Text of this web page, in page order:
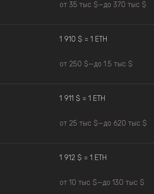
от 35 тыс $—до 370 тыс $
1 910 $ ≈ 1 ETH
от 250 $—до 1.5 тыс $
1 911 $ ≈ 1 ETH
от 25 тыс $—до 620 тыс $
1 912 $ ≈ 1 ETH
от 10 тыс $—до 130 тыс $